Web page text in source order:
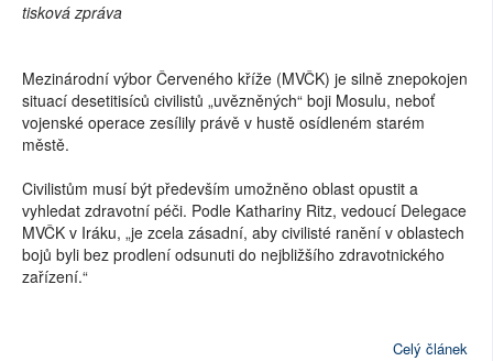
tisková zpráva
Mezinárodní výbor Červeného kříže (MVČK) je silně znepokojen
situací desetitisíců civilistů „uvězněných“ boji Mosulu, neboť
vojenské operace zesílily právě v hustě osídleném starém
městě.
Civilistům musí být především umožněno oblast opustit a
vyhledat zdravotní péči. Podle Kathariny Ritz, vedoucí Delegace
MVČK v Iráku, „je zcela zásadní, aby civilisté ranění v oblastech
bojů byli bez prodlení odsunuti do nejbližšího zdravotnického
zařízení.“
Celý článek